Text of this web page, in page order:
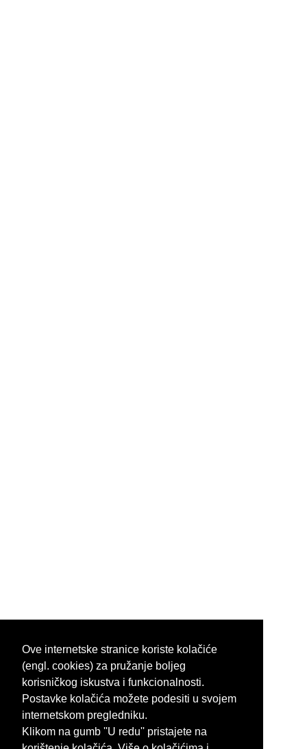
Ove internetske stranice koriste kolačiće
(engl. cookies) za pružanje boljeg
korisničkog iskustva i funkcionalnosti.
Postavke kolačića možete podesiti u svojem
internetskom pregledniku.
Klikom na gumb ''U redu'' pristajete na